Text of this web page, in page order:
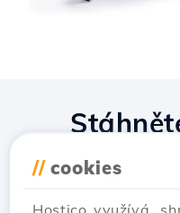
// cookies
Hostico využívá,